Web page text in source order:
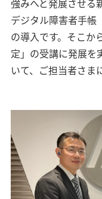
デジタル障害者手帳
の導入です。そこか
定」の受講に発展を
いて、ご担当者さま